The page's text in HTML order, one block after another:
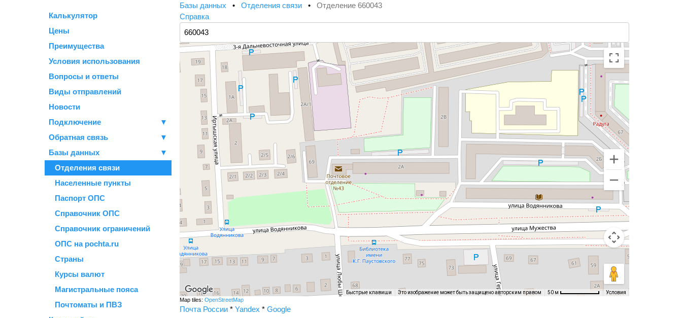
Калькулятор
Цены
Преимущества
Условия использования
Вопросы и ответы
Виды отправлений
Новости
Подключение
▼
Обратная связь
▼
Базы данных
▼
Отделения связи
Населенные пункты
Паспорт ОПС
Справочник ОПС
Справочник ограничений
ОПС на pochta.ru
Страны
Курсы валют
Магистральные пояса
Почтоматы и ПВЗ
Базы данных • Отделения связи • Отделение 660043
Справка
Быстрые клавиши Это изображение может быть защищено авторским правом 50 м Условия
Map tiles: OpenStreetMap
Почта России * Yandex * Google